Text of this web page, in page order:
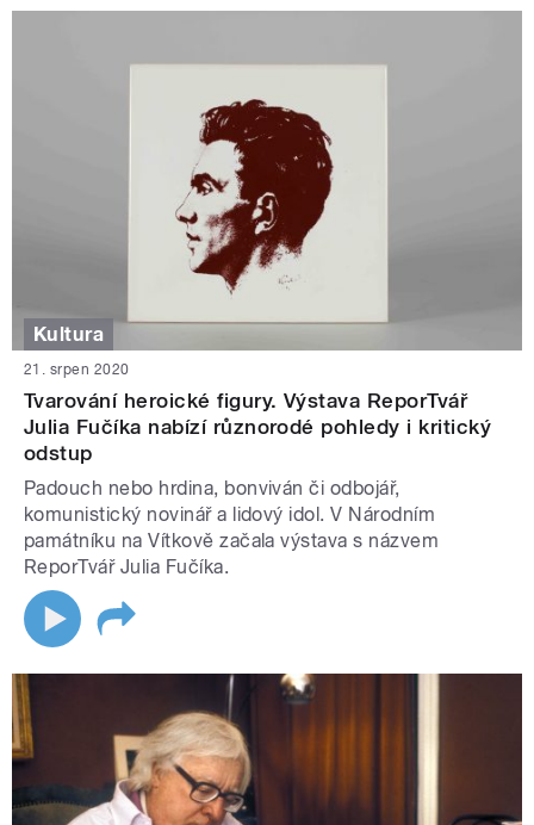
Kultura
21. srpen 2020
Tvarování heroické figury. Výstava ReporTvář
Julia Fučíka nabízí různorodé pohledy i kritický
odstup
Padouch nebo hrdina, bonviván či odbojář,
komunistický novinář a lidový idol. V Národním
památníku na Vítkově začala výstava s názvem
ReporTvář Julia Fučíka.